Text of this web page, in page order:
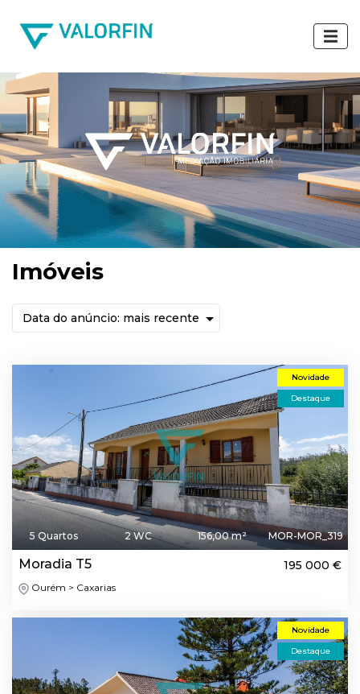
Imóveis
Novidade
Destaque
5 Quartos 2 WC 156,00 m² MOR-MOR_319
Moradia T5 195 000 €
Ourém > Caxarias
Novidade
Destaque